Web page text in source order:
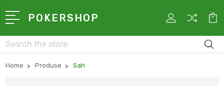
POKERSHOP
Search
Home Produse Sah